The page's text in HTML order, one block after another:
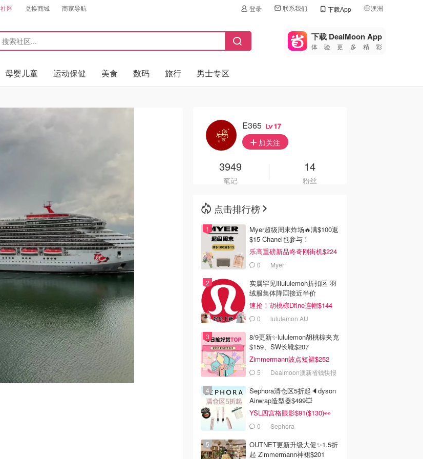
社区 兑换商城 商家导航 登录 联系我们 下载App 澳洲
🇺🇸
🇨🇳 中国
🇦🇺
下载 DealMoon App
体验更多精彩
母婴儿童 运动保健 美食 数码 旅行 男士专区
E365 17
加关注
3949
笔记
14
粉丝
点击排行榜
Myer超级周末炸场🔥满$100返
$15 Chanel也参与！
乐高重磅新品咚奇刚街机$224
0 Myer
实属罕见‼️lululemon折扣区 羽
绒服集体降💥接近半价
速抢！胡桃棕Dfine连帽$144
0 lululemon AU
8/9更新✨lululemon胡桃棕夹克
$159、SW长靴$207
Zimmermann波点短裙$252
5 Dealmoon澳新省钱快报
Sephora清仓区5折起🔈dyson
Airwrap造型器$499💥
YSL四宫格眼影$91($130)👀
0 Sephora
OUTNET更新升级大促✨1.5折
起 Zimmermann神裙$201